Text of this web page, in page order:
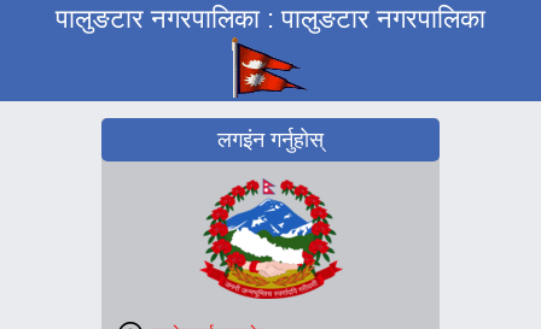
पालुङटार नगरपालिका : पालुङटार नगरपालिका
लगइंन गर्नुहोस्